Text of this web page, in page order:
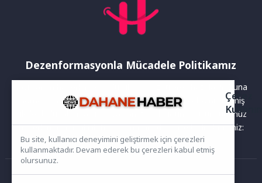
Dezenformasyonla Mücadele Politikamız
Yayınlanan haberler doğruluk ilkesi gözetilerek hazırlanır. Buna
rağmen bazı içeriklerde eksik, hatalı veya güncelliğini yitirmiş
bilgiler bulunabilir.Yanlış veya yanıltıcı olduğunu düşündüğünüz
haberleri aşağıdaki iletişim kanallarından bize bildirebilirsiniz:
Çerez
Bu site, kullanıcı deneyimini geliştirmek için çerezleri
kullanmaktadır. Devam ederek bu çerezleri kabul etmiş
olursunuz.